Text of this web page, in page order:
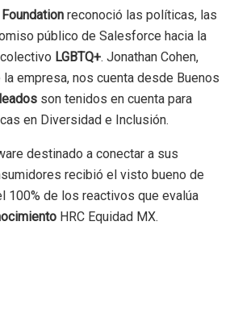
Foundation reconoció las políticas, las
público de Salesforce hacia la
LGBTQ+. Jonathan Cohen,
empresa, nos cuenta desde Buenos
son tenidos en cuenta para
en Diversidad e Inclusión.
destinado a conectar a sus
recibió el visto bueno de
100% de los reactivos que evalúa
HRC Equidad MX.